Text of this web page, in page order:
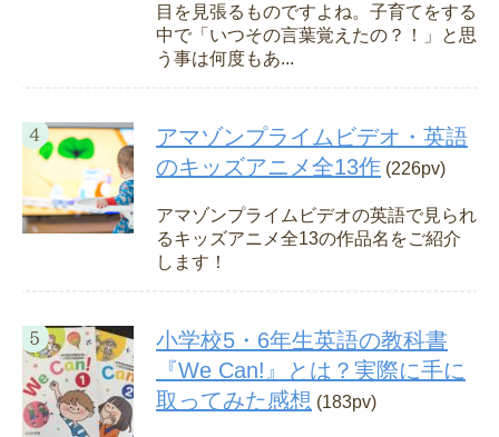
目を見張るものですよね。子育てをする
中で「いつその言葉覚えたの？！」と思
う事は何度もあ...
アマゾンプライムビデオ・英語
のキッズアニメ全13作 (226pv)
アマゾンプライムビデオの英語で見られ
るキッズアニメ全13の作品名をご紹介
します！
小学校5・6年生英語の教科書
『We Can!』とは？実際に手に
取ってみた感想 (183pv)